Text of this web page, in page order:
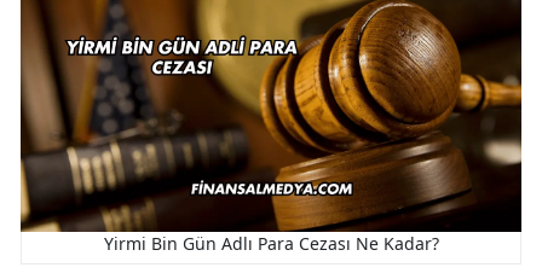
Yirmi Bin Gün Adlı Para Cezası Ne Kadar?